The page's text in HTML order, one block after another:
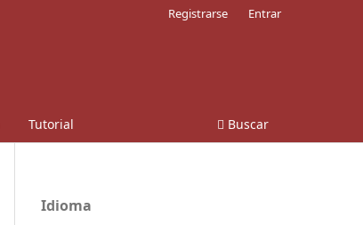
Tutorial Buscar
Registrarse Entrar
Idioma